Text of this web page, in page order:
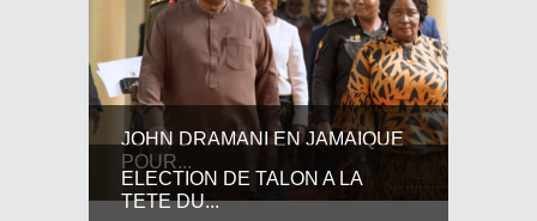
JOHN DRAMANI EN JAMAIQUE
POUR...
ELECTION DE TALON A LA
TETE DU...